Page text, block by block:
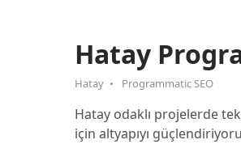
Hatay
Hatay Programmatic SEO
Hatay odaklı projelerde
için altyapıyı